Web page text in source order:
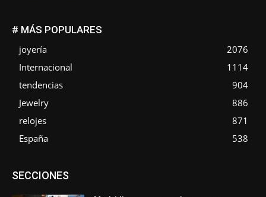
# MÁS POPULARES
joyería
2076
Internacional
1114
tendencias
904
Jewelry
886
relojes
871
España
538
SECCIONESAsociaciones
Entrevistas